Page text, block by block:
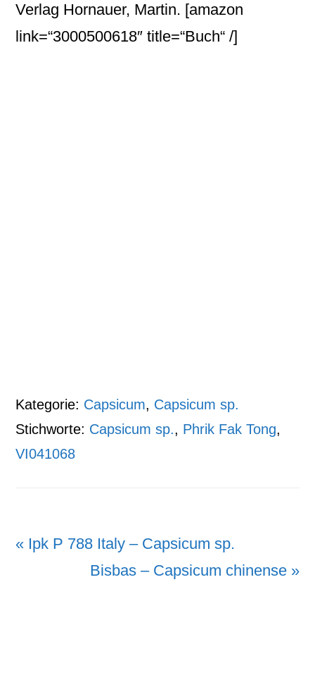
Verlag Hornauer, Martin. [amazon
link=“3000500618″ title=“Buch“ /]
Kategorie: Capsicum, Capsicum sp.
Stichworte: Capsicum sp., Phrik Fak Tong,
VI041068
Vorheriger
« Ipk P 788 Italy – Capsicum sp.
Nächster
Bisbas – Capsicum chinense »